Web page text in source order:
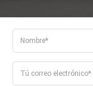
2, elaborado
se
Commons